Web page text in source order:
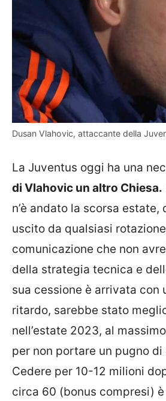
Dusan Vlahovic, attaccante della
La Juventus oggi ha una
di Vlahovic un altro Chiesa.
n’è andato la scorsa estate,
uscito da qualsiasi
comunicazione che non
della strategia tecnica e
sua cessione è arrivata con
ritardo, sarebbe stato
nell’estate 2023, al
per non portare un pugno
Cedere per 10-12 milioni
circa 60 (bonus compresi)